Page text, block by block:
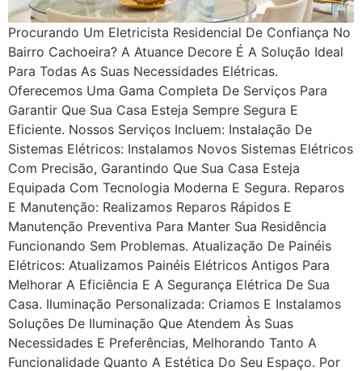
Procurando Um Eletricista Residencial De Confiança No
Bairro Cachoeira? A Atuance Decore É A Solução Ideal
Para Todas As Suas Necessidades Elétricas.
Oferecemos Uma Gama Completa De Serviços Para
Garantir Que Sua Casa Esteja Sempre Segura E
Eficiente. Nossos Serviços Incluem: Instalação De
Sistemas Elétricos: Instalamos Novos Sistemas Elétricos
Com Precisão, Garantindo Que Sua Casa Esteja
Equipada Com Tecnologia Moderna E Segura. Reparos
E Manutenção: Realizamos Reparos Rápidos E
Manutenção Preventiva Para Manter Sua Residência
Funcionando Sem Problemas. Atualização De Painéis
Elétricos: Atualizamos Painéis Elétricos Antigos Para
Melhorar A Eficiência E A Segurança Elétrica De Sua
Casa. Iluminação Personalizada: Criamos E Instalamos
Soluções De Iluminação Que Atendem Às Suas
Necessidades E Preferências, Melhorando Tanto A
Funcionalidade Quanto A Estética Do Seu Espaço. Por